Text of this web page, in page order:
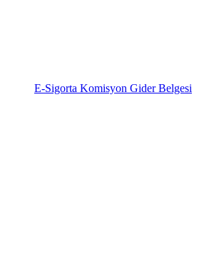
E-Sigorta Komisyon Gider Belgesi